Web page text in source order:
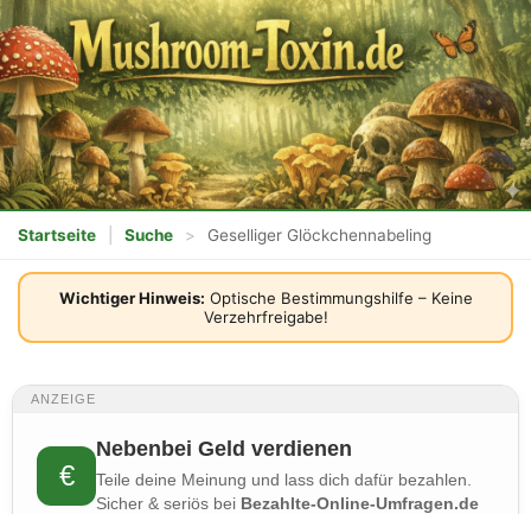
Startseite Suche > Geselliger Glöckchennabeling
Wichtiger Hinweis: Optische Bestimmungshilfe – Keine
Verzehrfreigabe!
ANZEIGE
€
Nebenbei Geld verdienen
Teile deine Meinung und lass dich dafür bezahlen.
Sicher & seriös bei Bezahlte-Online-Umfragen.de